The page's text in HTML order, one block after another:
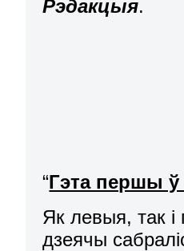
Рэдакцыя.
“Гэта першы ў
Як левыя, так і
дзеячы